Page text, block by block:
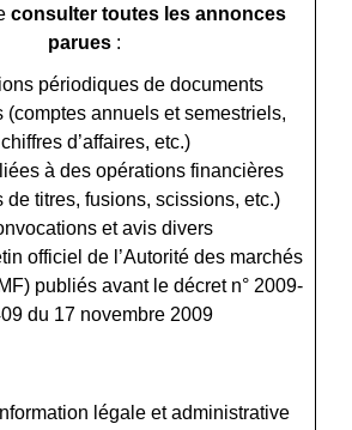
consulter toutes les annonces
parues:
périodiques de documents
(comptes annuels et semestriels,
chiffres d’affaires, etc.)
à des opérations financières
de titres, fusions, scissions, etc.)
et avis divers
officiel de l’Autorité des marchés
publiés avant le décret n° 2009-
du 17 novembre 2009
légale et administrative